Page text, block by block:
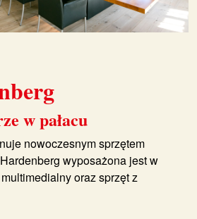
w pałacu
nowoczesnym sprzętem
wyposażona jest w
oraz sprzęt z